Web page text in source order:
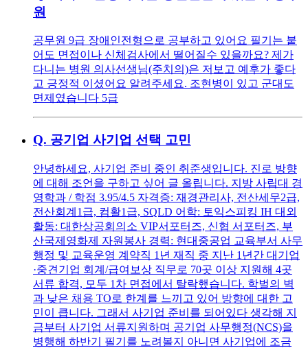
원
공무원 9급 장애인전형으로 공부하고 있어요 필기는 붙
어도 면접이나 신체검사에서 떨어질수 있을까요? 제가
다니는 병원 의사선생님(주치의)은 저보고 예후가 좋다
고 긍정적 이셨어요 알려주세요. 조현병이 있고 군대도
면제였습니다 5급
Q. 공기업 사기업 선택 고민
안녕하세요, 사기업 준비 중인 취준생입니다. 진로 방향
에 대해 조언을 구하고 싶어 글 올립니다. 지방 사립대 경
영학과 / 학점 3.95/4.5 자격증: 재경관리사, 전산세무2급,
전산회계1급, 컴활1급, SQLD 어학: 토익스피킹 IH 대외
활동: 대한상공회의소 VIP서포터즈, 신협 서포터즈, 부
산국제영화제 자원봉사 경력: 현대중공업 교육부서 사무
행정 및 교육운영 계약직 1년 재직 중 지난 1년간 대기업
·중견기업 회계/급여보상 직무로 70곳 이상 지원해 4곳
서류 합격, 모두 1차 면접에서 탈락했습니다. 학벌의 벽
과 낮은 채용 TO로 한계를 느끼고 있어 방향에 대한 고
민이 큽니다. 그래서 사기업 준비를 되어있다 생각해 지
금부터 사기업 서류지원하며 공기업 사무행정(NCS)을
병행해 하반기 필기를 노려볼지 아니면 사기업에 조금